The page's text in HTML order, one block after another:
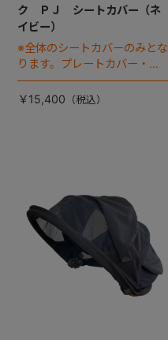
ク ＰＪ シートカバー（ネ
イビー）
※全体のシートカバーのみとな
ります。プレートカバー・中
のヘッドパッドは別売りで
す。
￥15,400